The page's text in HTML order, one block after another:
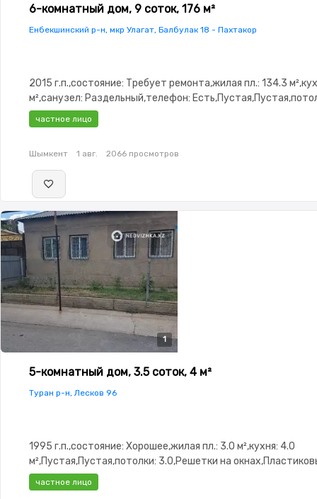
6-комнатный дом, 9 соток, 176 м²
Енбекшинский р-н, мкр Улагат, Балбулак 18 - Пахтакор
2015 г.п.,состояние: Требует ремонта,жилая пл.: 134.3
м²,санузел: Раздельный,телефон:
частное лицо
Шымкент 1 авг. 2066 просмотров
1
5-комнатный дом, 3.5 соток, 4 м²
Туран р-н, Лесков 96
1995 г.п.,состояние: Хорошее,жилая пл.: 3.0 м²,кухня: 4.0
м²,Пустая,Пустая,потолки: 3.0,Решетки на
окна,Навес,Веранда
частное лицо